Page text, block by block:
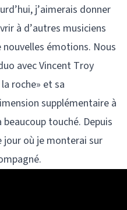
j’aimerais donner
à d’autres musiciens
émotions. Nous
avec Vincent Troy
roche» et sa
supplémentaire à
beaucoup touché. Depuis
jour où je monterai sur